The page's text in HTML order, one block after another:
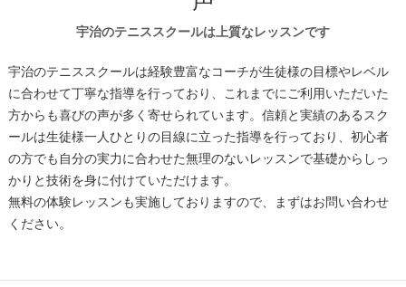
宇治のテニススクールは上質なレッスンです
宇治のテニススクールは経験豊富なコーチが生徒様の目標やレベル
に合わせて丁寧な指導を行っており、これまでにご利用いただいた
方からも喜びの声が多く寄せられています。信頼と実績のあるスク
ールは生徒様一人ひとりの目線に立った指導を行っており、初心者
の方でも自分の実力に合わせた無理のないレッスンで基礎からしっ
かりと技術を身に付けていただけます。
無料の体験レッスンも実施しておりますので、まずはお問い合わせ
ください。